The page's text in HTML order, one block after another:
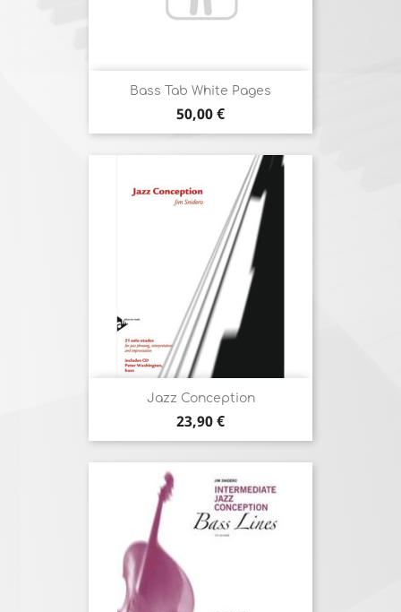
Bass Tab White Pages
Prix
50,00 €
Jazz Conception
Prix
23,90 €